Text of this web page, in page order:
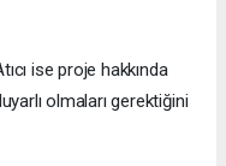
ise proje hakkında
olmaları gerektiğini